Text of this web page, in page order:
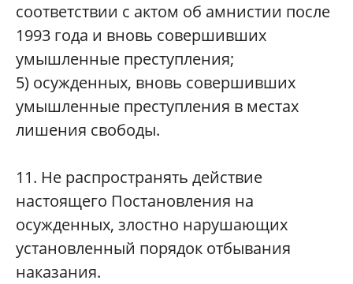
соответствии с актом об амнистии после
1993 года и вновь совершивших
умышленные преступления;
5) осужденных, вновь совершивших
умышленные преступления в местах
лишения свободы.
11. Не распространять действие
настоящего Постановления на
осужденных, злостно нарушающих
установленный порядок отбывания
наказания.